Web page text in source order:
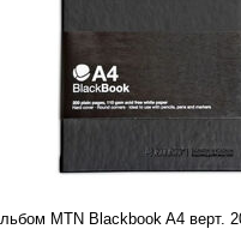
MTN Blackbook A4 верт.